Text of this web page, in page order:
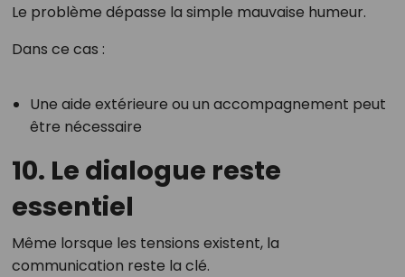
Le problème dépasse la simple mauvaise humeur.
Dans ce cas :
Une aide extérieure ou un accompagnement peut
être nécessaire
10. Le dialogue reste
essentiel
Même lorsque les tensions existent, la
communication reste la clé.